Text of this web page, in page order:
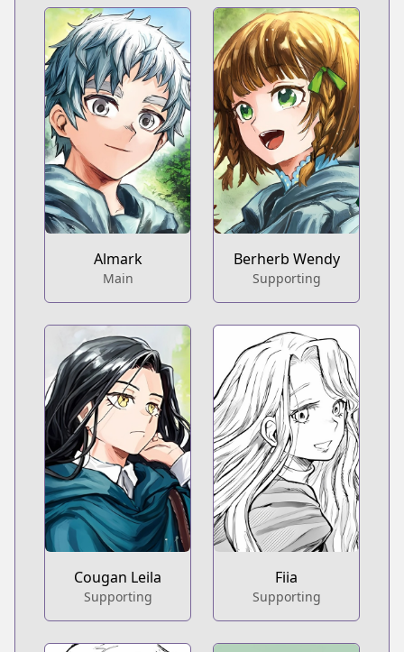
Almark
Main
Berherb Wendy
Supporting
Cougan Leila
Supporting
Fiia
Supporting